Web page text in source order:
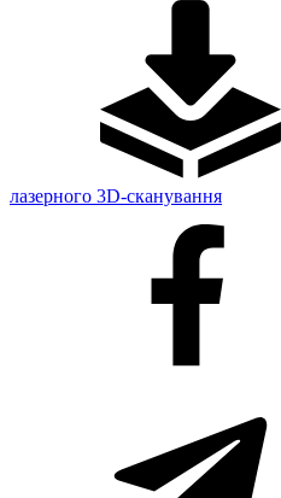
лазерного 3D-сканування